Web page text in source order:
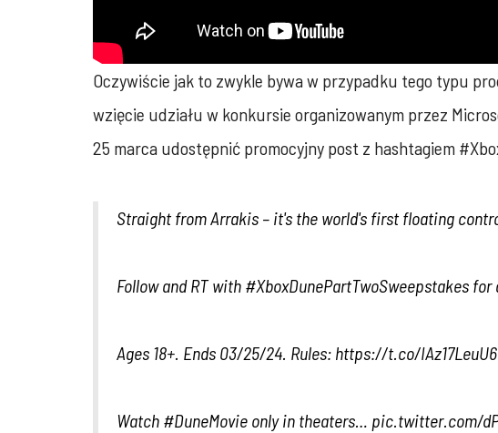
Oczywiście jak to zwykle bywa w przypadku tego typu
wzięcie udziału w konkursie organizowanym przez
25 marca udostępnić promocyjny post z hashtagiem
Straight from Arrakis – it's the world's first floating
Follow and RT with #XboxDunePartTwoSweepstakes for
Ages 18+. Ends 03/25/24. Rules: https://t.co/IAz17LeuU6
Watch #‌DuneMovie only in theaters… pic.twitter.com/